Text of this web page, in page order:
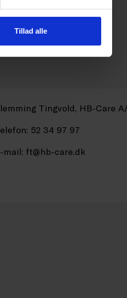
Tillad alle
Tingvold, HB-Care
52 34 97 97
mail: ft@hb-care.dk